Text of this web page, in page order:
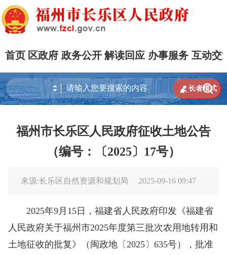
首页 区政府 政务公开 解读回应 办事服务 互动交

 长者模式
福州市长乐区人民政府征收土地公告
（编号：〔2025〕17号）
来源:长乐区自然资源和规划局 2025-09-16 09:47
2025年9月15日，福建省人民政府印发《福建省
人民政府关于福州市2025年度第三批次农用地转用和
土地征收的批复》（闽政地〔2025〕635号），批准